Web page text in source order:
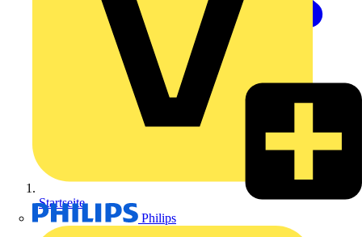
Philips
Startseite